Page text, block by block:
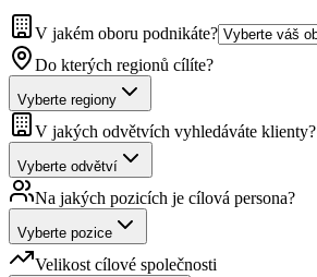
V jakém oboru podnikáte?
Do kterých regionů cílíte?
Vyberte regiony
V jakých odvětvích vyhledáváte klienty?
Vyberte odvětví
Na jakých pozicích je cílová persona?
Vyberte pozice
Velikost cílové společnosti